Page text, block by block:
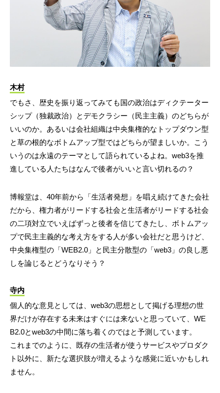
木村
でもさ、歴史を振り返ってみても国の政治はディクテーター
シップ（独裁政治）とデモクラシー（民主主義）のどちらが
いいのか。あるいは会社組織は中央集権的なトップダウン型
と草の根的なボトムアップ型ではどちらが望ましいか。こう
いうのは永遠のテーマとして語られているよね。web3を推
進している人たちはなんで後者がいいと言い切れるの？
博報堂は、40年前から「生活者発想」を唱え続けてきた会社
だから、権力者がリードする社会と生活者がリードする社会
の二項対立でいえばずっと後者を信じてきたし、ボトムアッ
プで民主主義的な考え方をする人が多い会社だと思うけど、
中央集権型の「WEB2.0」と民主分散型の「web3」の良し悪
しを論じるとどうなりそう？
寺内
個人的な意見としては、web3の思想として掲げる理想の世
界だけが存在する未来はすぐには来ないと思っていて、WE
B2.0とweb3の中間に落ち着くのではと予測しています。
これまでのように、既存の生活者が使うサービスやプロダク
ト以外に、新たな選択肢が増えるような感覚に近いかもしれ
ません。